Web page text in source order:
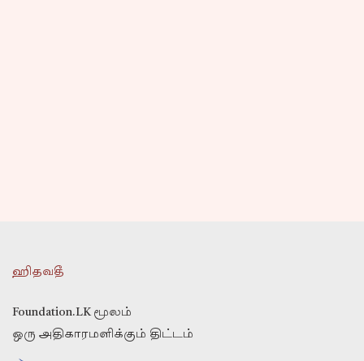
ஹிதவதீ
Foundation.LK மூலம்
ஒரு அதிகாரமளிக்கும் திட்டம்